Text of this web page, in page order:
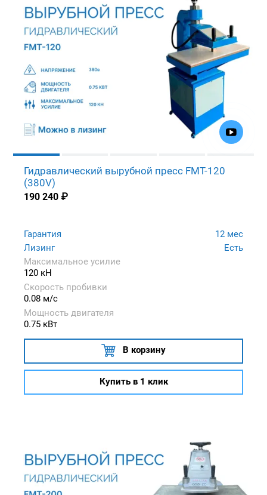
Гидравлический вырубной пресс FMT-120
(380V)
190 240 ₽
Гарантия
12 мес
Лизинг
Есть
Максимальное усилие
120 кН
Скорость пробивки
0.08 м/с
Мощность двигателя
0.75 кВт
В корзину
Купить в 1 клик